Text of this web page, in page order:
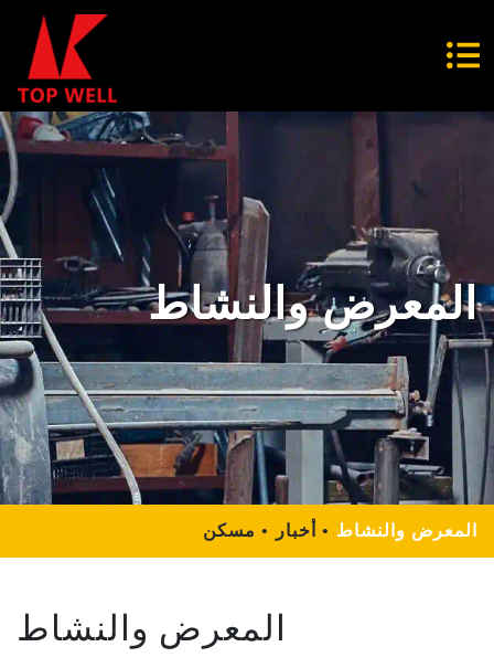
المعرض والنشاط
مسكن أخبار المعرض والنشاط
المعرض والنشاط